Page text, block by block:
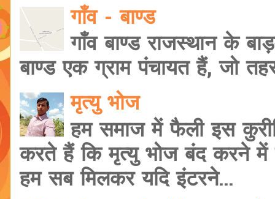
गाँव - बाण्ड
गाँव बाण्ड राजस्थान के
बाण्ड एक ग्राम पंचायत हैं, जो
मृत्यु भोज
हम समाज में फैली इस
करते हैं कि मृत्यु भोज बंद करने में
हम सब मिलकर यदि इंटरने...